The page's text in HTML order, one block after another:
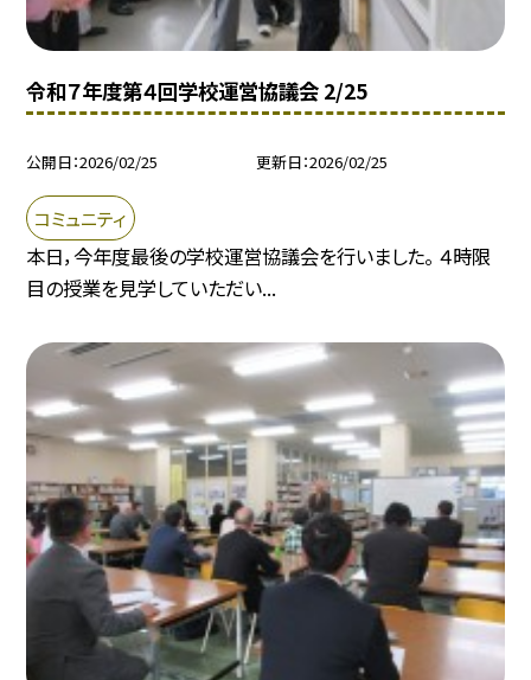
令和７年度第４回学校運営協議会 2/25
公開日 2026/02/25 更新日 2026/02/25
コミュニティ
本日，今年度最後の学校運営協議会を行いました。 ４時限
目の授業を見学していただい...